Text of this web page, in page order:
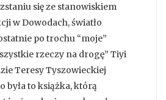
się ze stanowiskiem
w Dowodach, światło
po trochu “moje”
rzeczy na drogę” Tiyi
Teresy Tyszowieckiej
była to książka, którą